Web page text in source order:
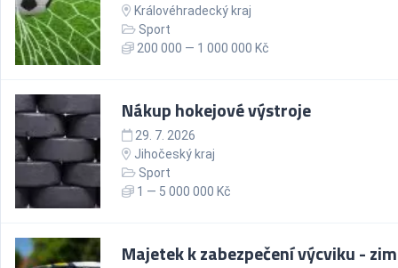
Královéhradecký kraj
Sport
200 000 — 1 000 000 Kč
Nákup hokejové výstroje
29. 7. 2026
Jihočeský kraj
Sport
1 — 5 000 000 Kč
Majetek k zabezpečení výcviku -